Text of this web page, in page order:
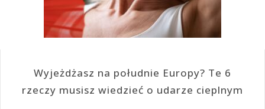
Wyjeżdżasz na południe Europy? Te 6
rzeczy musisz wiedzieć o udarze cieplnym